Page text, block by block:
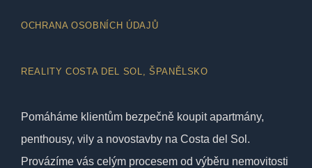
OCHRANA OSOBNÍCH ÚDAJŮ
REALITY COSTA DEL SOL, ŠPANĚLSKO
Pomáháme klientům bezpečně koupit apartmány,
penthousy, vily a novostavby na Costa del Sol.
Provázíme vás celým procesem od výběru nemovitosti